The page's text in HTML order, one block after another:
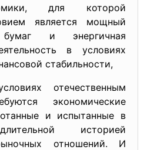
для которой
является мощный
и энергичная
в условиях
стабильности,
отечественным
экономические
и испытанные в
историей
отношений. И